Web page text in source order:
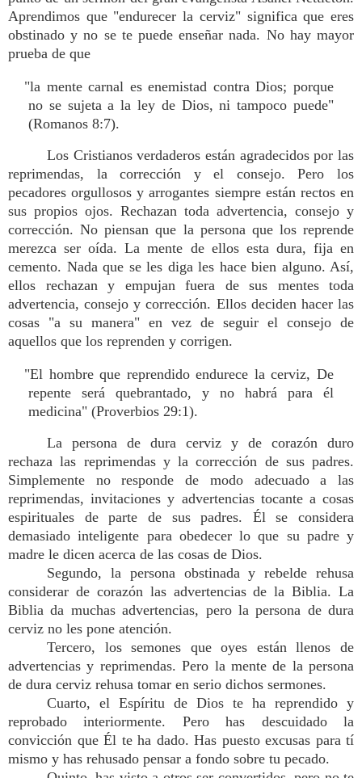
Aprendimos que "endurecer la cerviz" significa que eres
obstinado y no se te puede enseñar nada. No hay mayor
prueba de que
"la mente carnal es enemistad contra Dios; porque
no se sujeta a la ley de Dios, ni tampoco puede"
(Romanos 8:7).
Los Cristianos verdaderos están agradecidos por las
reprimendas, la corrección y el consejo. Pero los
pecadores orgullosos y arrogantes siempre están rectos en
sus propios ojos. Rechazan toda advertencia, consejo y
corrección. No piensan que la persona que los reprende
merezca ser oída. La mente de ellos esta dura, fija en
cemento. Nada que se les diga les hace bien alguno. Así,
ellos rechazan y empujan fuera de sus mentes toda
advertencia, consejo y corrección. Ellos deciden hacer las
cosas "a su manera" en vez de seguir el consejo de
aquellos que los reprenden y corrigen.
"El hombre que reprendido endurece la cerviz, De
repente será quebrantado, y no habrá para él
medicina" (Proverbios 29:1).
La persona de dura cerviz y de corazón duro
rechaza las reprimendas y la corrección de sus padres.
Simplemente no responde de modo adecuado a las
reprimendas, invitaciones y advertencias tocante a cosas
espirituales de parte de sus padres. Él se considera
demasiado inteligente para obedecer lo que su padre y
madre le dicen acerca de las cosas de Dios.
Segundo, la persona obstinada y rebelde rehusa
considerar de corazón las advertencias de la Biblia. La
Biblia da muchas advertencias, pero la persona de dura
cerviz no les pone atención.
Tercero, los semones que oyes están llenos de
advertencias y reprimendas. Pero la mente de la persona
de dura cerviz rehusa tomar en serio dichos sermones.
Cuarto, el Espíritu de Dios te ha reprendido y
reprobado interiormente. Pero has descuidado la
convicción que Él te ha dado. Has puesto excusas para tí
mismo y has rehusado pensar a fondo sobre tu pecado.